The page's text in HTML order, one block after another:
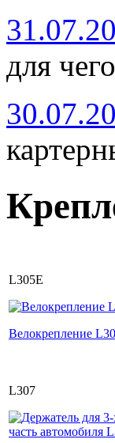
для
L305E
Велокрепление
L307